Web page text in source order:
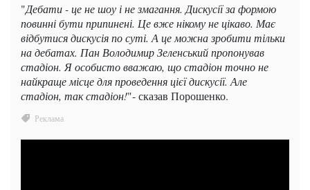
"Дебати - це не шоу і не змагання. Дискусії за формою
повинні бути припинені. Це вже нікому не цікаво. Має
відбутися дискусія по суті. А це можна зробити тільки
на дебатах. Пан Володимир Зеленський пропонував
стадіон. Я особисто вважаю, що стадіон точно не
найкраще місце для проведення цієї дискусії. Але
стадіон, так стадіон!"- сказав Порошенко.